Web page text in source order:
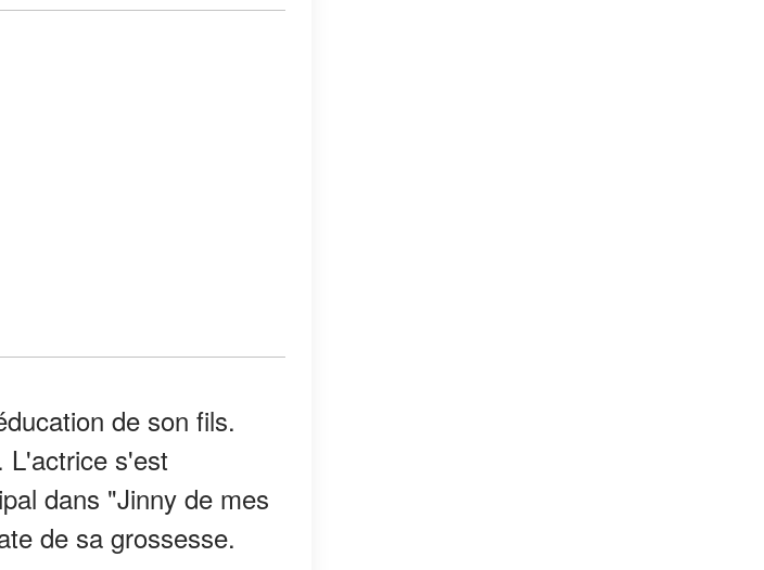
de son fils.
L'actrice s'est
dans "Jinny de mes
de sa grossesse.